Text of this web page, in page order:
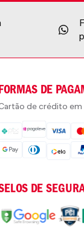
DE
de crédito em
DE